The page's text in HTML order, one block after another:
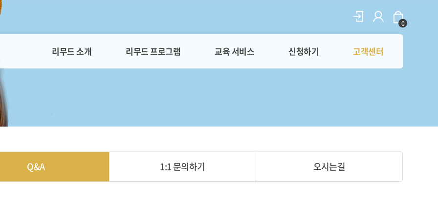
0
리무드 소개 리무드 프로그램 교육 서비스 신청하기 고객센터
Q&A 1:1 문의하기 오시는길